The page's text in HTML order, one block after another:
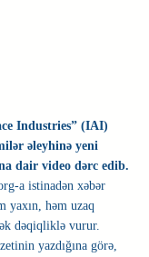
Industries” (IAI)
əleyhinə yeni
dair video dərc edib.
a istinadən xəbər
yaxın, həm uzaq
dəqiqliklə vurur.
yazdığına görə,